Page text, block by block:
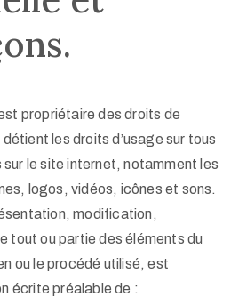
propriétaire des droits de
les droits d’usage sur tous
le site internet, notamment les
logos, vidéos, icônes et sons.
modification,
tout ou partie des éléments du
ou le procédé utilisé, est
écrite préalable de :